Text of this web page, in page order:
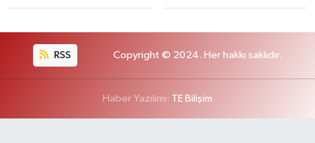
RSS Copyright © 2024. Her hakkı saklıdır.
Haber Yazılımı: TE Bilişim